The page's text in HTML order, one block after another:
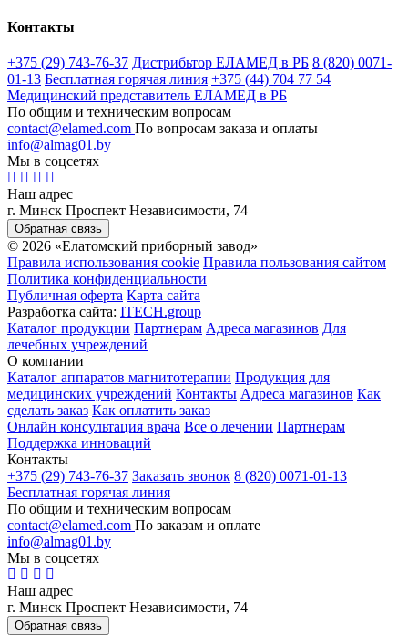
Контакты
+375 (29) 743-76-37 Дистрибьтор ЕЛАМЕД в РБ 8 (820) 0071-
01-13 Бесплатная горячая линия +375 (44) 704 77 54
Медицинский представитель ЕЛАМЕД в РБ
По общим и техническим вопросам
contact@elamed.com По вопросам заказа и оплаты
info@almag01.by
Мы в соцсетях
Наш адрес
г. Минск Проспект Независимости, 74
Обратная связь
© 2026 «Елатомский приборный завод»
Правила использования cookie Правила пользования сайтом
Политика конфиденциальности
Публичная оферта Карта сайта
Разработка сайта: ITECH.group
Каталог продукции Партнерам Адреса магазинов Для
лечебных учреждений
О компании
Каталог аппаратов магнитотерапии Продукция для
медицинских учреждений Контакты Адреса магазинов Как
сделать заказ Как оплатить заказ
Онлайн консультация врача Все о лечении Партнерам
Поддержка инноваций
Контакты
+375 (29) 743-76-37 Заказать звонок 8 (820) 0071-01-13
Бесплатная горячая линия
По общим и техническим вопросам
contact@elamed.com По заказам и оплате
info@almag01.by
Мы в соцсетях
Наш адрес
г. Минск Проспект Независимости, 74
Обратная связь